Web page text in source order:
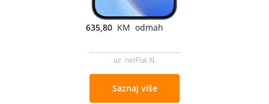
635,80 KM odmah
uz netFlat XL
Saznaj više